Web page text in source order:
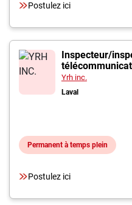
Postulez ici
Inspecteur/
Yrh inc.
Laval
Permanent à temps plein
Postulez ici